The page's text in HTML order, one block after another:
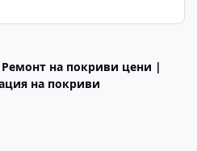
на покриви цени |
на покриви